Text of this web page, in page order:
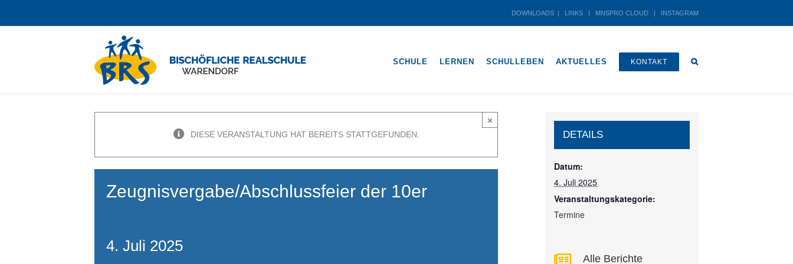
DOWNLOADS | LINKS | MNSPRO CLOUD | INSTAGRAM
SCHULE LERNEN SCHULLEBEN AKTUELLES KONTAKT
×
DIESE VERANSTALTUNG HAT BEREITS STATTGEFUNDEN.
Zeugnisvergabe/Abschlussfeier der 10er
4. Juli 2025
DETAILS
Datum:
4. Juli 2025
Veranstaltungskategorie:
Termine
Alle Berichte